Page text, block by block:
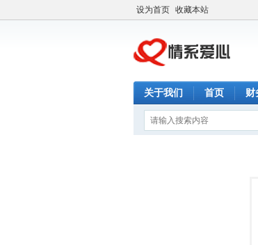
设为首页 收藏本站
关于我们 首页 财